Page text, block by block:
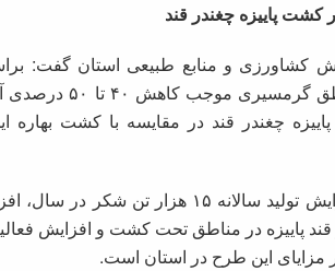
کشاورزی و منابع طبیعی استان گفت:
چغندر قند در مقایسه با کشت
پاییزه در مناطق تحت کشت و افزایش